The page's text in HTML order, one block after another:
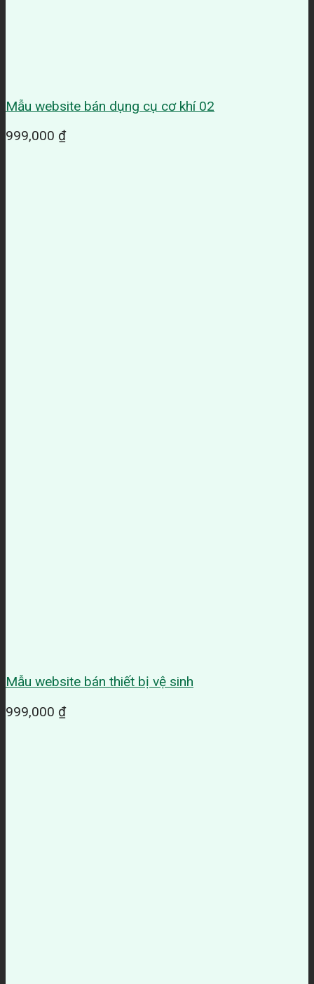
Mẫu website bán dụng cụ cơ khí 02
999,000 ₫
Mẫu website bán thiết bị vệ sinh
999,000 ₫